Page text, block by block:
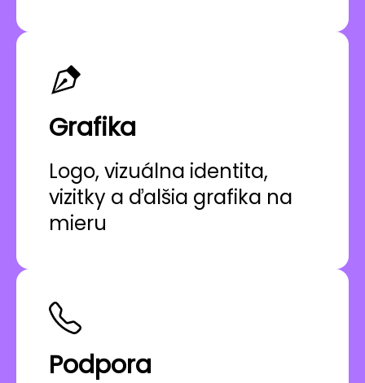
Grafika
Logo, vizuálna identita,
vizitky a ďalšia grafika na
mieru
Podpora